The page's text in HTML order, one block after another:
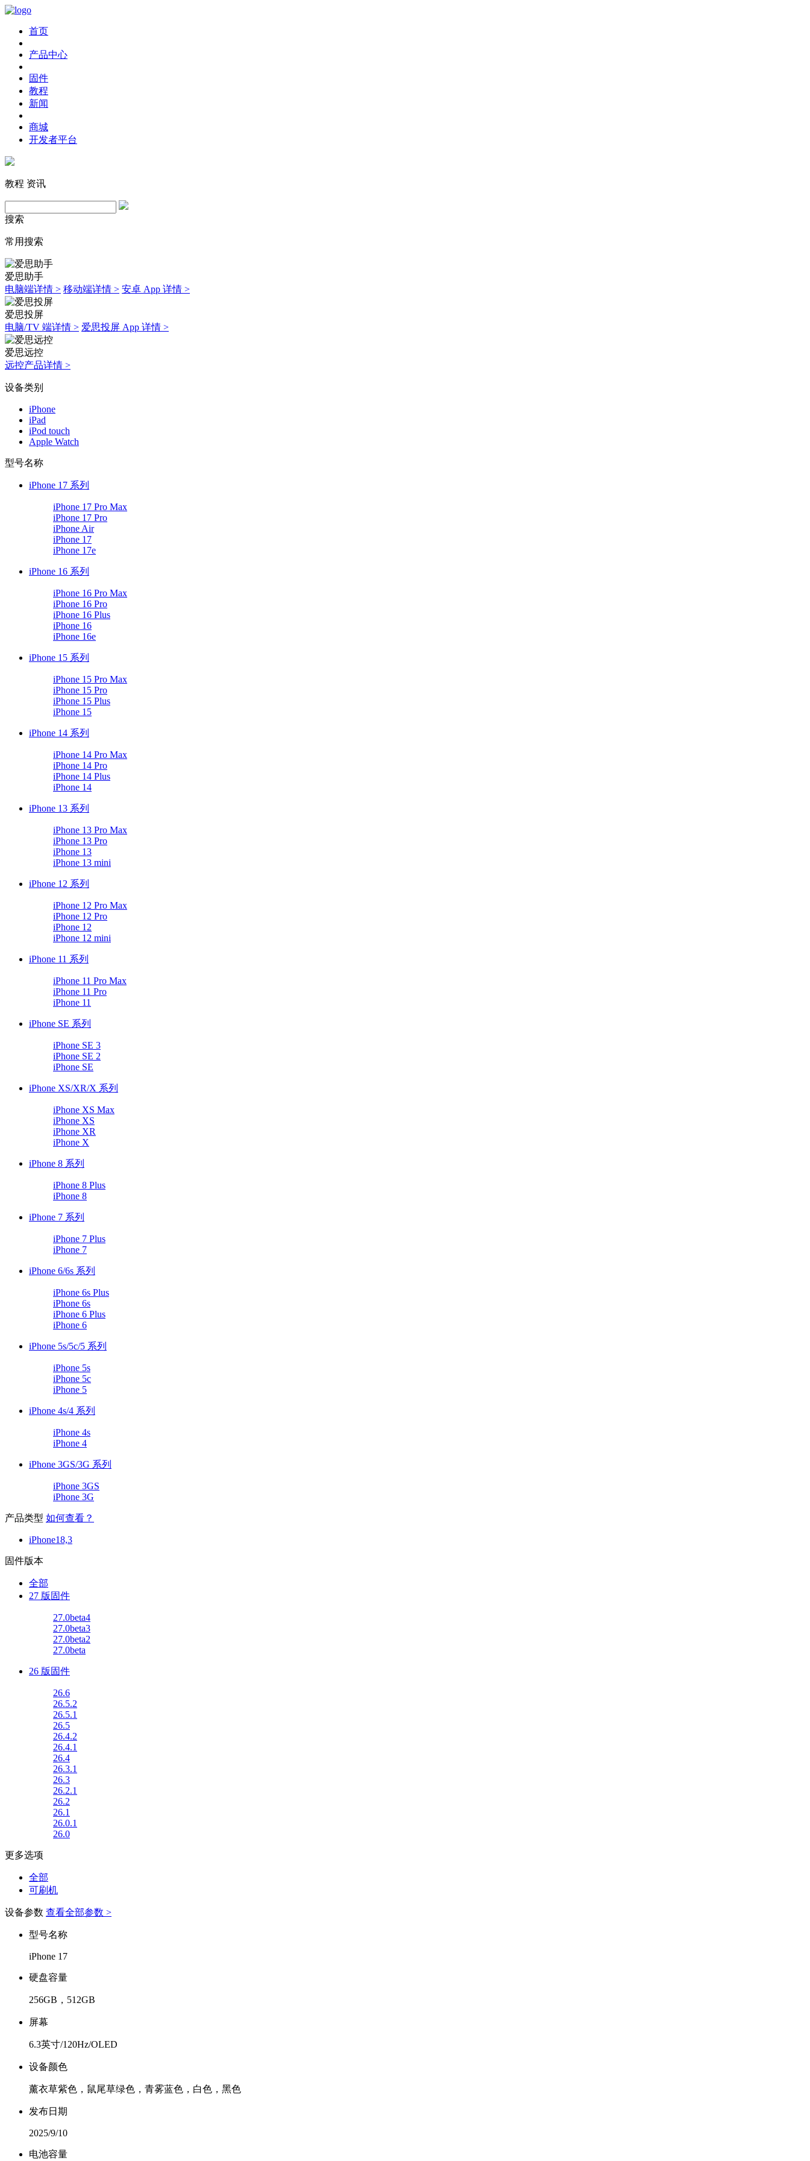
首页
产品中心
固件
教程
新闻
商城
开发者平台
教程 资讯
搜索
常用搜索
爱思助手
电脑端详情 > 移动端详情 > 安卓 App 详情 >
爱思投屏
电脑/TV 端详情 > 爱思投屏 App 详情 >
爱思远控
远控产品详情 >
设备类别
iPhone
iPad
iPod touch
Apple Watch
型号名称
iPhone 17 系列
iPhone 17 Pro Max
iPhone 17 Pro
iPhone Air
iPhone 17
iPhone 17e
iPhone 16 系列
iPhone 16 Pro Max
iPhone 16 Pro
iPhone 16 Plus
iPhone 16
iPhone 16e
iPhone 15 系列
iPhone 15 Pro Max
iPhone 15 Pro
iPhone 15 Plus
iPhone 15
iPhone 14 系列
iPhone 14 Pro Max
iPhone 14 Pro
iPhone 14 Plus
iPhone 14
iPhone 13 系列
iPhone 13 Pro Max
iPhone 13 Pro
iPhone 13
iPhone 13 mini
iPhone 12 系列
iPhone 12 Pro Max
iPhone 12 Pro
iPhone 12
iPhone 12 mini
iPhone 11 系列
iPhone 11 Pro Max
iPhone 11 Pro
iPhone 11
iPhone SE 系列
iPhone SE 3
iPhone SE 2
iPhone SE
iPhone XS/XR/X 系列
iPhone XS Max
iPhone XS
iPhone XR
iPhone X
iPhone 8 系列
iPhone 8 Plus
iPhone 8
iPhone 7 系列
iPhone 7 Plus
iPhone 7
iPhone 6/6s 系列
iPhone 6s Plus
iPhone 6s
iPhone 6 Plus
iPhone 6
iPhone 5s/5c/5 系列
iPhone 5s
iPhone 5c
iPhone 5
iPhone 4s/4 系列
iPhone 4s
iPhone 4
iPhone 3GS/3G 系列
iPhone 3GS
iPhone 3G
产品类型 如何查看？
iPhone18,3
固件版本
全部
27 版固件
27.0beta4
27.0beta3
27.0beta2
27.0beta
26 版固件
26.6
26.5.2
26.5.1
26.5
26.4.2
26.4.1
26.4
26.3.1
26.3
26.2.1
26.2
26.1
26.0.1
26.0
更多选项
全部
可刷机
设备参数 查看全部参数 >
型号名称
iPhone 17
硬盘容量
256GB，512GB
屏幕
6.3英寸/120Hz/OLED
设备颜色
薰衣草紫色，鼠尾草绿色，青雾蓝色，白色，黑色
发布日期
2025/9/10
电池容量